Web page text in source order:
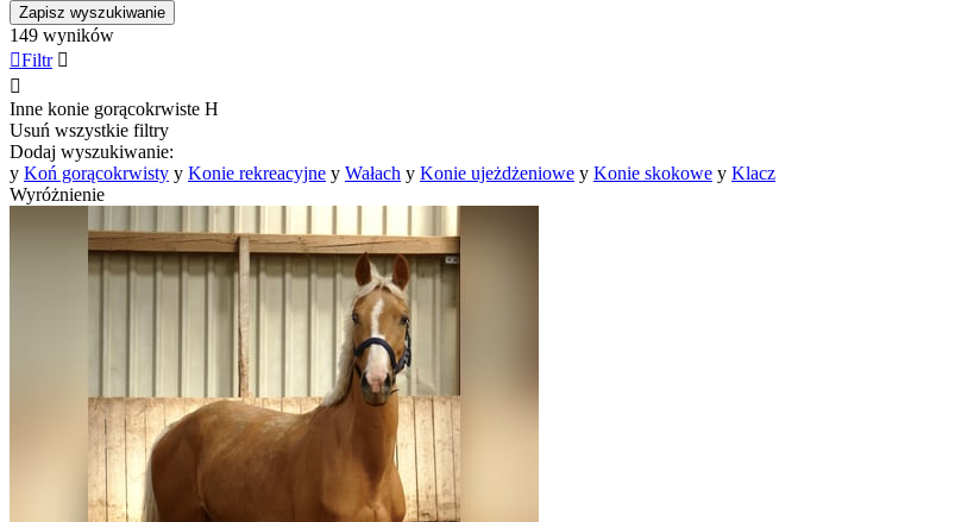
Zapisz wyszukiwanie
149 wyników
Filtr 

Inne konie gorącokrwiste H
Usuń wszystkie filtry
Dodaj wyszukiwanie:
y Koń gorącokrwisty y Konie rekreacyjne y Wałach y Konie ujeżdżeniowe y Konie skokowe y Klacz
Wyróżnienie